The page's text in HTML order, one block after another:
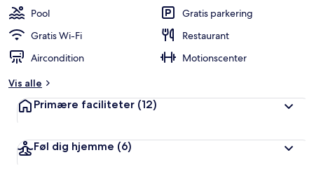
Pool
Gratis parkering
Gratis Wi-Fi
Restaurant
Aircondition
Motionscenter
Vis alle
Primære faciliteter (12)
Føl dig hjemme (6)